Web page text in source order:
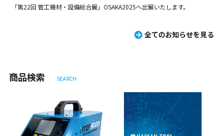
「第22回 管工機材・設備総合展」OSAKA2025へ出展いたします。
全てのお知らせを見る
商品検索 SEARCH